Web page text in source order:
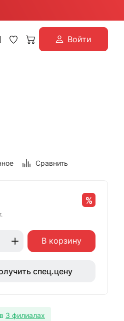
Войти
Сравнить
В корзину
спец.цену
3 филиалах